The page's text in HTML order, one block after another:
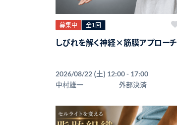
募集中 全1回
しびれを解く神経×筋膜アプローチ
2026/08/22 (土) 12:00 - 17:00
中村雄一 外部決済